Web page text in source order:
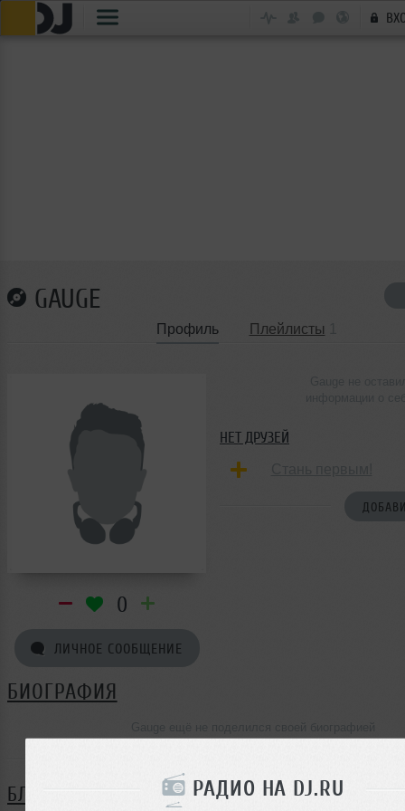
РАДИО НА DJ.RU
GAUGE
Профиль Плейлисты
0
ЛИЧНОЕ СООБЩЕНИЕ
НЕТ ДРУЗЕЙ
БИОГРАФИЯ
БЛОГ